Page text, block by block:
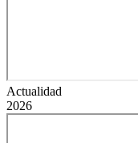
Actualidad
2026